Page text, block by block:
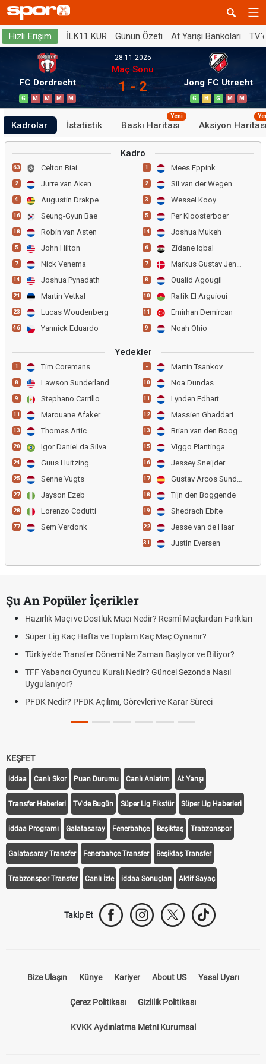
Hızlı Erişim İLK11 KUR Günün Özeti At Yarışı Bankoları
FC Dordrecht
G M M M M
28.11.2025
Maç Sonu
1 - 2 Jong FC Utrecht
G B G M M
Kadrolar İstatistik Baskı Haritası
Yeni
Aksiyon
Kadro
63 Celton Biai
2 Jurre van Aken
4 Augustin Drakpe
16 Seung-Gyun Bae
18 Robin van Asten
5 John Hilton
7 Nick Venema
14 Joshua Pynadath
21 Martin Vetkal
23 Lucas Woudenberg
46 Yannick Eduardo
1 Mees Eppink
2 Sil van der Wegen
3 Wessel Kooy
5 Per Kloosterboer
14 Joshua Mukeh
6 Zidane Iqbal
7 Markus Gustav Jensen
8 Oualid Agougil
10 Rafik El Arguioui
11 Emirhan Demircan
9 Noah Ohio
Yedekler
1 Tim Coremans
8 Lawson Sunderland
9 Stephano Carrillo
11 Marouane Afaker
13 Thomas Artic
20 Igor Daniel da Silva
24 Guus Huitzing
25 Senne Vugts
27 Jayson Ezeb
28 Lorenzo Codutti
77 Sem Verdonk
- Martin Tsankov
10 Noa Dundas
11 Lynden Edhart
12 Massien Ghaddari
13 Brian van den Boogaard
15 Viggo Plantinga
16 Jessey Sneijder
17 Gustav Arcos Sundqvist
18 Tijn den Boggende
19 Shedrach Ebite
22 Jesse van de Haar
31 Justin Eversen
Şu An Popüler İçerikler
Hazırlık Maçı ve Dostluk Maçı Nedir? Resmî Maçlardan Farkları
Süper Lig Kaç Hafta ve Toplam Kaç Maç Oynanır?
Türkiye'de Transfer Dönemi Ne Zaman Başlıyor ve Bitiyor?
TFF Yabancı Oyuncu Kuralı Nedir? Güncel Sezonda Nasıl
Uygulanıyor?
PFDK Nedir? PFDK Açılımı, Görevleri ve Karar Süreci
KEŞFET
iddaa Canlı Skor Puan Durumu Canlı Anlatım At Yarışı
Transfer Haberleri TV'de Bugün Süper Lig Fikstür Süper Lig Haberleri
iddaa Programı Galatasaray Fenerbahçe Beşiktaş Trabzonspor
Galatasaray Transfer Fenerbahçe Transfer Beşiktaş Transfer
Trabzonspor Transfer Canlı İzle iddaa Sonuçları Aktif Sayaç
Takip Et
Bize Ulaşın Künye Kariyer About US Yasal Uyarı
Çerez Politikası Gizlilik Politikası
KVKK Aydınlatma Metni Kurumsal